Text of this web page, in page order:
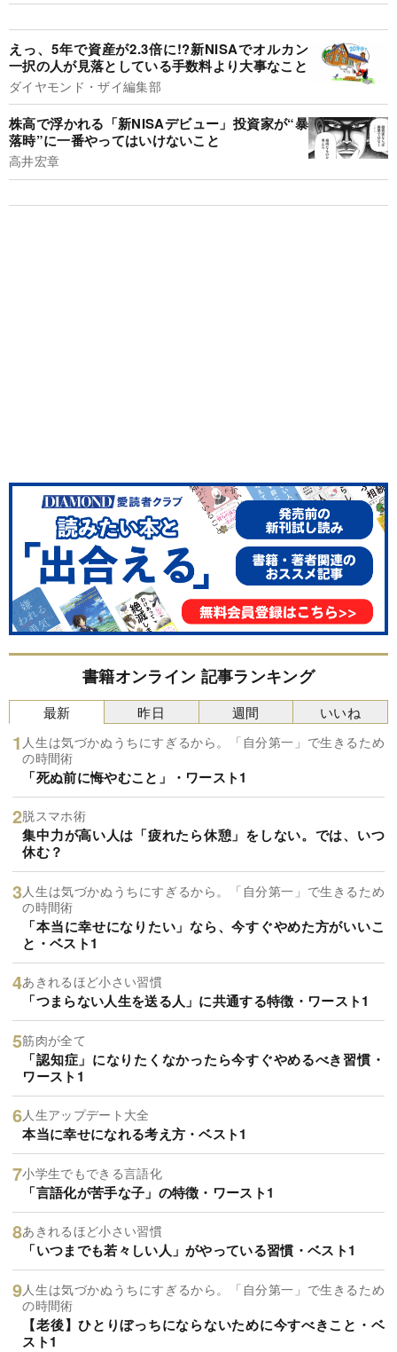
えっ、5年で資産が2.3倍に!?新NISAでオルカン
一択の人が見落としている手数料より大事なこと
ダイヤモンド・ザイ編集部
株高で浮かれる「新NISAデビュー」投資家が“暴
落時”に一番やってはいけないこと
高井宏章
書籍オンライン 記事ランキング
最新
人生は気づかぬうちにすぎるから。「自分第一」で生きるため
の時間術
「死ぬ前に悔やむこと」・ワースト1
脱スマホ術
集中力が高い人は「疲れたら休憩」をしない。では、いつ
休む？
人生は気づかぬうちにすぎるから。「自分第一」で生きるため
の時間術
「本当に幸せになりたい」なら、今すぐやめた方がいいこ
と・ベスト1
あきれるほど小さい習慣
「つまらない人生を送る人」に共通する特徴・ワースト1
筋肉が全て
「認知症」になりたくなかったら今すぐやめるべき習慣・
ワースト1
人生アップデート大全
本当に幸せになれる考え方・ベスト1
小学生でもできる言語化
「言語化が苦手な子」の特徴・ワースト1
あきれるほど小さい習慣
「いつまでも若々しい人」がやっている習慣・ベスト1
人生は気づかぬうちにすぎるから。「自分第一」で生きるため
の時間術
【老後】ひとりぼっちにならないために今すべきこと・ベ
スト1
昨日 週間 いいね